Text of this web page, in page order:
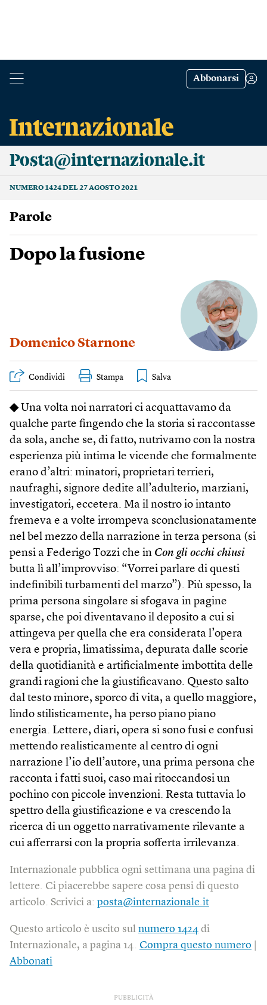
Abbonarsi
Posta@internazionale.it
NUMERO 1424 DEL 27 AGOSTO 2021
Parole
Dopo la fusione
Domenico Starnone
Condividi Stampa
◆Una volta noi narratori ci acquattavamo da
qualche parte fingendo che la storia si raccontasse
da sola, anche se, di fatto, nutrivamo con la nostra
esperienza più intima le vicende che formalmente
erano d’altri: minatori, proprietari terrieri,
naufraghi, signore dedite all’adulterio, marziani,
investigatori, eccetera. Ma il nostro io intanto
fremeva e a volte irrompeva sconclusionatamente
nel bel mezzo della narrazione in terza persona (si
pensi a Federigo Tozzi che in Con gli occhi chiusi
butta lì all’improvviso: “Vorrei parlare di questi
indefinibili turbamenti del marzo”). Più spesso, la
prima persona singolare si sfogava in pagine
sparse, che poi diventavano il deposito a cui si
attingeva per quella che era considerata l’opera
vera e propria, limatissima, depurata dalle scorie
della quotidianità e artificialmente imbottita delle
grandi ragioni che la giustificavano. Questo salto
dal testo minore, sporco di vita, a quello maggiore,
lindo stilisticamente, ha perso piano piano
energia. Lettere, diari, opera si sono fusi e confusi
mettendo realisticamente al centro di ogni
narrazione l’io dell’autore, una prima persona che
racconta i fatti suoi, caso mai ritoccandosi un
pochino con piccole invenzioni. Resta tuttavia lo
spettro della giustificazione e va crescendo la
ricerca di un oggetto narrativamente rilevante a
cui afferrarsi con la propria sofferta irrilevanza.
Internazionale pubblica ogni settimana una pagina di
lettere. Ci piacerebbe sapere cosa pensi di questo
articolo. Scrivici a: posta@internazionale.it
Questo articolo è uscito sul numero 1424 di
Internazionale, a pagina 14. Compra questo numero
Abbonati
PUBBLICITÀ